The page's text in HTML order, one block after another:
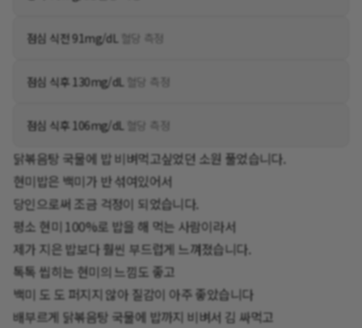
점심 식전 91mg/dL 혈당 측정
점심 식후 130mg/dL 혈당 측정
점심 식후 106mg/dL 혈당 측정
닭볶음탕 국물에 밥 비벼먹고싶었던 소원 풀었습니다.
현미밥은 백미가 반 섞여있어서
당인으로써 조금 걱정이 되었습니다.
평소 현미 100%로 밥을 해 먹는 사람이라서
제가 지은 밥보다 훨씬 부드럽게 느껴졌습니다.
톡톡 씹히는 현미의 느낌도 좋고
백미 도 도 퍼지지 않아 질감이 아주 좋았습니다
배부르게 닭볶음탕 국물에 밥까지 비벼서 김 싸먹고